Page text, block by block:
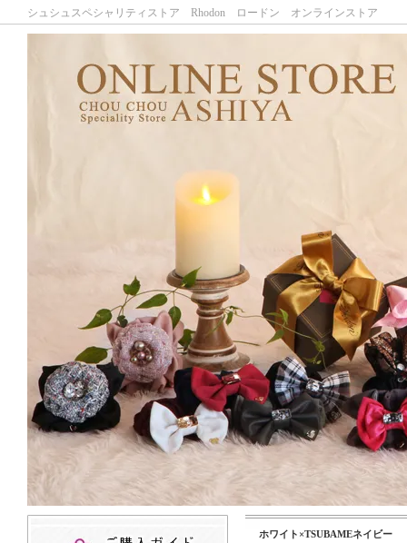
シュシュスペシャリティストア Rhodon ロードン オンラインストア
ホワイト×TSUBAMEネイビー